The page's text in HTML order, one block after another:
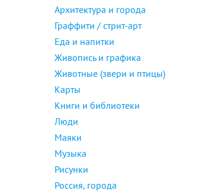
Архитектура и города
Граффити / стрит-арт
Еда и напитки
Живопись и графика
Животные (звери и птицы)
Карты
Книги и библиотеки
Люди
Маяки
Музыка
Рисунки
Россия, города